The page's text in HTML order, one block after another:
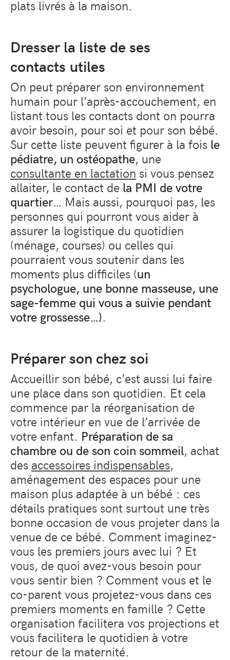
plats livrés à la maison.
Dresser la liste de ses
contacts utiles
On peut préparer son environnement
humain pour l’après-accouchement, en
listant tous les contacts dont on pourra
avoir besoin, pour soi et pour son bébé.
Sur cette liste peuvent figurer à la fois le
pédiatre, un ostéopathe, une
consultante en lactation si vous pensez
allaiter, le contact de la PMI de votre
quartier… Mais aussi, pourquoi pas, les
personnes qui pourront vous aider à
assurer la logistique du quotidien
(ménage, courses) ou celles qui
pourraient vous soutenir dans les
moments plus difficiles (un
psychologue, une bonne masseuse, une
sage-femme qui vous a suivie pendant
votre grossesse…).
Préparer son chez soi
Accueillir son bébé, c’est aussi lui faire
une place dans son quotidien. Et cela
commence par la réorganisation de
votre intérieur en vue de l’arrivée de
votre enfant. Préparation de sa
chambre ou de son coin sommeil, achat
des accessoires indispensables,
aménagement des espaces pour une
maison plus adaptée à un bébé : ces
détails pratiques sont surtout une très
bonne occasion de vous projeter dans la
venue de ce bébé. Comment imaginez-
vous les premiers jours avec lui ? Et
vous, de quoi avez-vous besoin pour
vous sentir bien ? Comment vous et le
co-parent vous projetez-vous dans ces
premiers moments en famille ? Cette
organisation facilitera vos projections et
vous facilitera le quotidien à votre
retour de la maternité.